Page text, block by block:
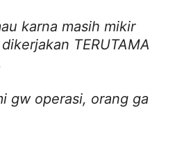
karna masih mikir
TERUTAMA
gw operasi, orang ga